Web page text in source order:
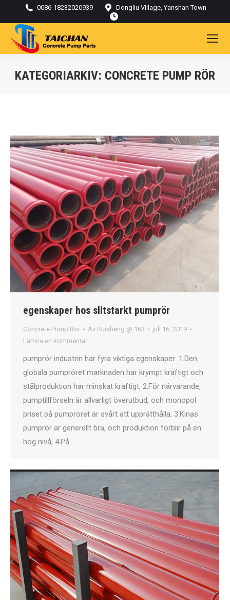
0086-18232020939 Dongliu Village, Yanshan Town
KATEGORIARKIV: CONCRETE PUMP RÖR
egenskaper hos slitstarkt pumprör
Concrete Pump Rör Av Ruisheng @ 163
juli 16, 2019
Lämna en kommentar
pumprör industrin har fyra viktiga egenskaper: 1.Den
globala pumpröret marknaden har krympt kraftigt och
stålproduktion har minskat kraftigt; 2.För närvarande,
pumptillförseln är allvarligt överutbud, och monopol
priset på pumpröret är svårt att upprätthålla; 3.Kinas
pumprör är generellt bra, och produktion förblir på en
hög nivå; 4.På…